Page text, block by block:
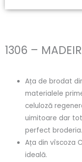
1306 –
Ața de brodat
materialele
celuloză
uimitoare dar
perfect broderia.
Ața din vîscoza
ideală.